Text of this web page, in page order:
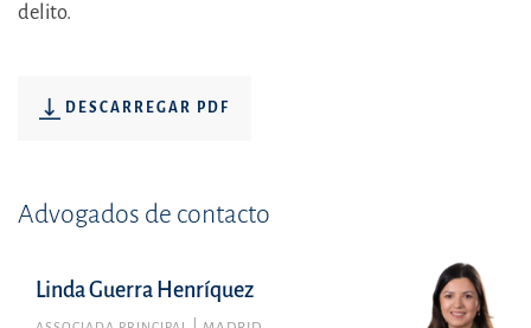
delito.
DESCARREGAR PDF
Advogados de contacto
Linda Guerra Henríquez